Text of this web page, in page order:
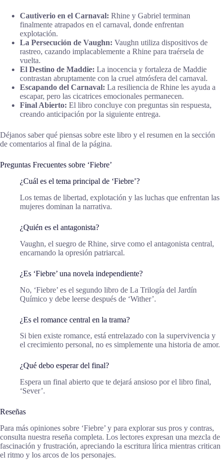
Cautiverio en el Carnaval: Rhine y Gabriel terminan
finalmente atrapados en el carnaval, donde enfrentan
explotación.
La Persecución de Vaughn: Vaughn utiliza dispositivos de
rastreo, cazando implacablemente a Rhine para traérsela de
vuelta.
El Destino de Maddie: La inocencia y fortaleza de Maddie
contrastan abruptamente con la cruel atmósfera del carnaval.
Escapando del Carnaval: La resiliencia de Rhine les ayuda a
escapar, pero las cicatrices emocionales permanecen.
Final Abierto: El libro concluye con preguntas sin respuesta,
creando anticipación por la siguiente entrega.
Déjanos saber qué piensas sobre este libro y el resumen en la sección
de comentarios al final de la página.
Preguntas Frecuentes sobre ‘Fiebre’
¿Cuál es el tema principal de ‘Fiebre’?
Los temas de libertad, explotación y las luchas que enfrentan las
mujeres dominan la narrativa.
¿Quién es el antagonista?
Vaughn, el suegro de Rhine, sirve como el antagonista central,
encarnando la opresión patriarcal.
¿Es ‘Fiebre’ una novela independiente?
No, ‘Fiebre’ es el segundo libro de La Trilogía del Jardín
Químico y debe leerse después de ‘Wither’.
¿Es el romance central en la trama?
Si bien existe romance, está entrelazado con la supervivencia y
el crecimiento personal, no es simplemente una historia de amor.
¿Qué debo esperar del final?
Espera un final abierto que te dejará ansioso por el libro final,
‘Sever’.
Reseñas
Para más opiniones sobre ‘Fiebre’ y para explorar sus pros y contras,
consulta nuestra reseña completa. Los lectores expresan una mezcla de
fascinación y frustración, apreciando la escritura lírica mientras critican
el ritmo y los arcos de los personajes.